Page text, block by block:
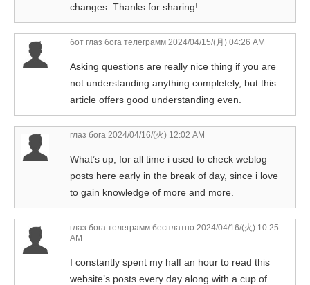
changes. Thanks for sharing!
бот глаз бога телеграмм 2024/04/15/(月) 04:26 AM
Asking questions are really nice thing if you are
not understanding anything completely, but this
article offers good understanding even.
глаз бога 2024/04/16/(火) 12:02 AM
What’s up, for all time i used to check weblog
posts here early in the break of day, since i love
to gain knowledge of more and more.
глаз бога телеграмм бесплатно 2024/04/16/(火) 10:25
AM
I constantly spent my half an hour to read this
website’s posts every day along with a cup of